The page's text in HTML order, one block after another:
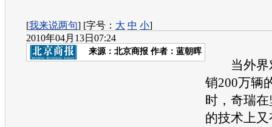
[我来说两句] [字号： 大 中 小]
2010年04月13日07:24
来源： 北京商报 作者：蓝朝晖
当外界
销200万辆
时， 奇瑞在
的技术上